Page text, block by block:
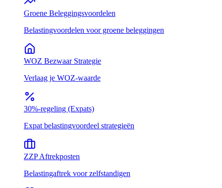
Groene Beleggingsvoordelen
Belastingvoordelen voor groene beleggingen
WOZ Bezwaar Strategie
Verlaag je WOZ-waarde
30%-regeling (Expats)
Expat belastingvoordeel strategieën
ZZP Aftrekposten
Belastingaftrek voor zelfstandigen